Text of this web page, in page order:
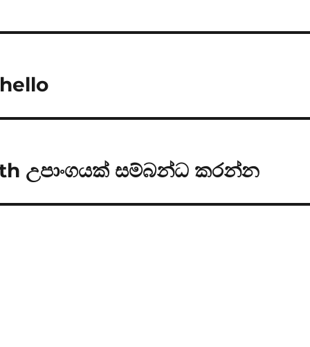
උපාංගයක් සම්බන්ධ කරන්න